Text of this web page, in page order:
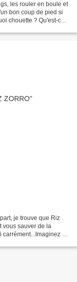
les rouler en boule et
bon coup de pied si
chouette ? Qu'est-ce
je trouve que Riz
vous sauver de la
un